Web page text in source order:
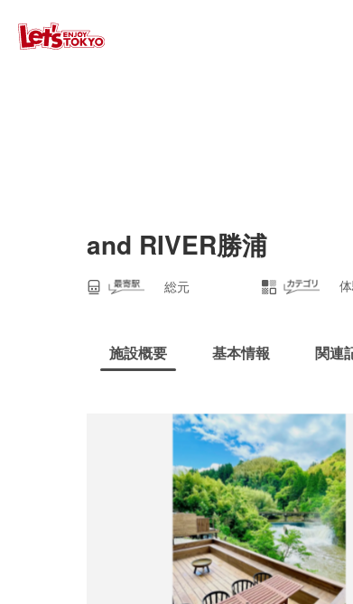
and RIVER勝浦
総元
施設概要 基本情報 関連